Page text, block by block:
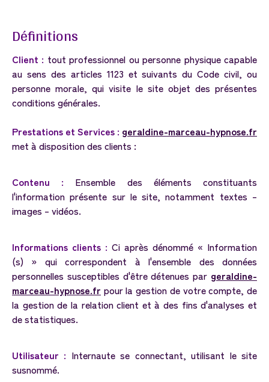
Définitions
Client : tout professionnel ou personne physique capable
au sens des articles 1123 et suivants du Code civil, ou
personne morale, qui visite le site objet des présentes
conditions générales.
Prestations et Services : geraldine-marceau-hypnose.fr
met à disposition des clients :
Contenu : Ensemble des éléments constituants
l'information présente sur le site, notamment textes –
images – vidéos.
Informations clients : Ci après dénommé « Information
(s) » qui correspondent à l'ensemble des données
personnelles susceptibles d'être détenues par geraldine-
marceau-hypnose.fr pour la gestion de votre compte, de
la gestion de la relation client et à des fins d'analyses et
de statistiques.
Utilisateur : Internaute se connectant, utilisant le site
susnommé.